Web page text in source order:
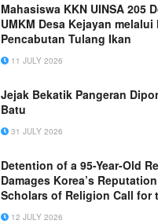
Mahasiswa KKN UINSA 205
UMKM Desa Kejayan melalui
Pencabutan Tulang Ikan
11 JULY 2026
Jejak Bekatik Pangeran
Batu
31 JULY 2026
Detention of a 95-Year-Old
Damages Korea’s
Scholars of Religion Call for
Chairman Lee Man-hee
12 JULY 2026